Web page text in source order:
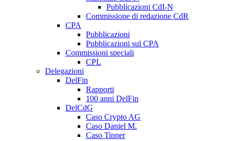
Pubblicazioni CdI-N
Commissione di redazione CdR
CPA
Pubblicazioni
Pubblicazioni sul CPA
Commissioni speciali
CPL
Delegazioni
DelFin
Rapporti
100 anni DelFin
DelCdG
Caso Crypto AG
Caso Daniel M.
Caso Tinner